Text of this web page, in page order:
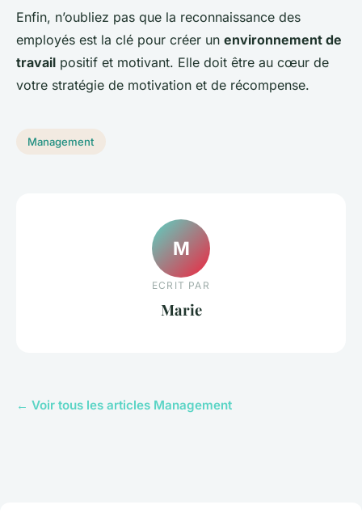
Enfin, n’oubliez pas que la reconnaissance des
employés est la clé pour créer un environnement de
travail positif et motivant. Elle doit être au cœur de
votre stratégie de motivation et de récompense.
Management
M
ECRIT PAR
Marie
← Voir tous les articles Management